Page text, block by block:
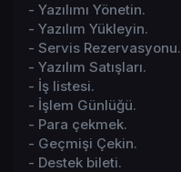
- Yazılımı Yönetin.
- Yazılım Yükleyin.
- Servis Rezervasyonu.
- Yazılım Satışları.
- İş listesi.
- İşlem Günlüğü.
- Para çekmek.
- Geçmişi Çekin.
- Destek bileti.